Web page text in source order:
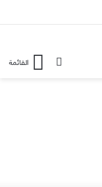
القائمةبحث عن